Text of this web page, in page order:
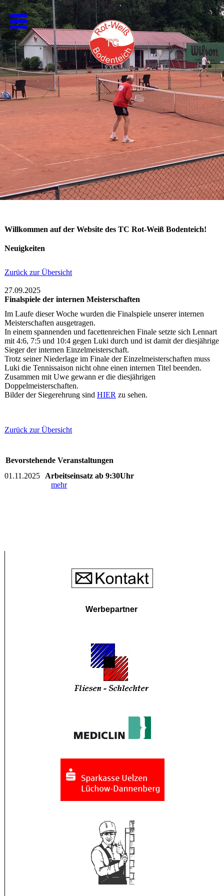
Willkommen auf der Website des TC Rot-Weiß Bodenteich!
Neuigkeiten
Zurück zur Übersicht
27.09.2025
Finalspiele der internen Meisterschaften
Im Laufe dieser Woche wurden die Finalspiele unserer internen
Meisterschaften ausgetragen.
In einem spannenden und facettenreichen Finale setzte sich Lennart
mit 4:6, 7:5 und 10:4 gegen Luki durch und ist damit der diesjährige
Sieger der internen Einzelmeisterschaft.
Trotz seiner Niederlage im Finale der Einzelmeisterschaften muss
Luki die Tennissaison nicht ohne einen internen Titel beenden.
Zusammen mit Uwe gewann er die diesjährigen
Doppelmeisterschaften.
Bilder der Siegerehrung sind HIER zu sehen.
Zurück zur Übersicht
Bevorstehende Veranstaltungen
01.11.2025
Arbeitseinsatz ab 9:30Uhr
mehr
Werbepartner